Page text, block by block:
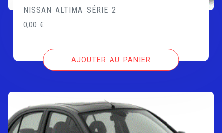
NISSAN ALTIMA SÉRIE 2
0,00€
AJOUTER AU PANIER